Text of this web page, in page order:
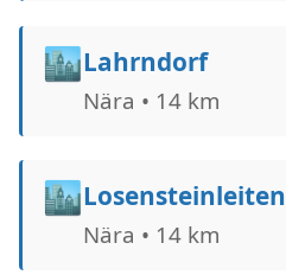
🏙️Lahrndorf
Nära • 14 km
🏙️Losensteinleiten
Nära • 14 km